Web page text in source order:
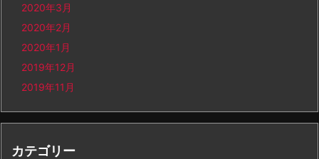
2020年3月
2020年2月
2020年1月
2019年12月
2019年11月
カテゴリー